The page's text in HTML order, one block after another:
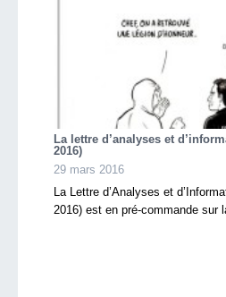
La lettre d’analyses et
2016)
29 mars 2016
La Lettre d’Analyses et
2016) est en pré-commande sur